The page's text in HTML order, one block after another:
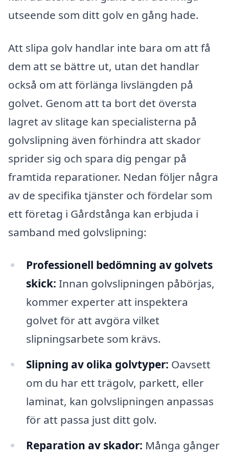
utseende som ditt golv en gång hade.
Att slipa golv handlar inte bara om att få
dem att se bättre ut, utan det handlar
också om att förlänga livslängden på
golvet. Genom att ta bort det översta
lagret av slitage kan specialisterna på
golvslipning även förhindra att skador
sprider sig och spara dig pengar på
framtida reparationer. Nedan följer några
av de specifika tjänster och fördelar som
ett företag i Gårdstånga kan erbjuda i
samband med golvslipning:
Professionell bedömning av golvets
skick: Innan golvslipningen påbörjas,
kommer experter att inspektera
golvet för att avgöra vilket
slipningsarbete som krävs.
Slipning av olika golvtyper: Oavsett
om du har ett trägolv, parkett, eller
laminat, kan golvslipningen anpassas
för att passa just ditt golv.
Reparation av skador: Många gånger